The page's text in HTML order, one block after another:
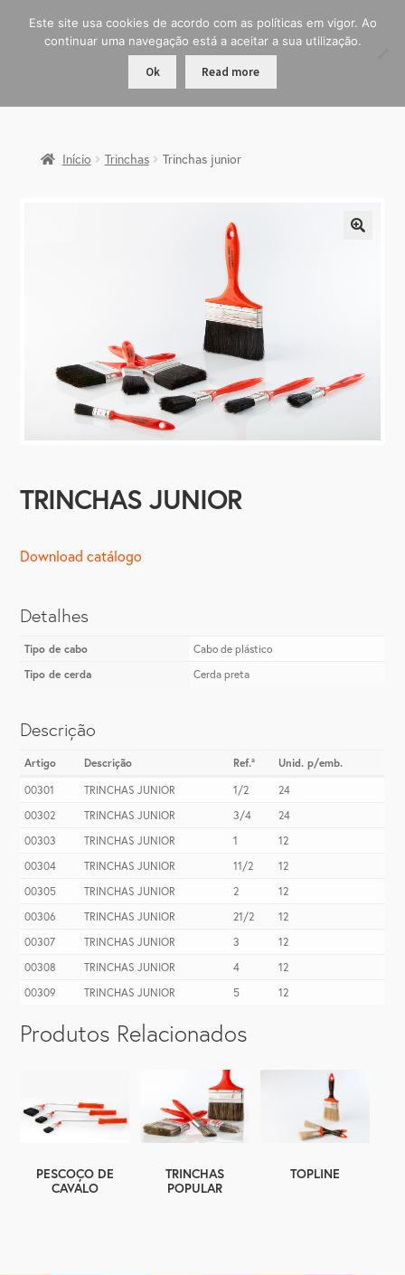
Início Trinchas Trinchas junior
TRINCHAS JUNIOR
Download catálogo
Detalhes
Tipo de cabo
Cabo de plástico
Tipo de cerda
Cerda preta
Descrição
Artigo Descrição Ref.ª
Unid. p/emb.
00301
TRINCHAS JUNIOR 1/2
24
00302
TRINCHAS JUNIOR 3/4
24
00303
TRINCHAS JUNIOR 1
12
00304
TRINCHAS JUNIOR 11/2
12
00305
TRINCHAS JUNIOR 2
12
00306
TRINCHAS JUNIOR 21/2
12
00307
TRINCHAS JUNIOR 3
12
00308
TRINCHAS JUNIOR 4
12
00309
TRINCHAS JUNIOR 5 12
Produtos Relacionados
PESCOÇO DE
CAVALO
TRINCHAS
POPULAR
TOPLINE
Este site usa cookies de acordo com as políticas em vigor. Ao
continuar uma navegação está a aceitar a sua utilização.
Ok Read more